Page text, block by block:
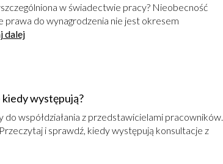
w świadectwie pracy? Nieobecność
prawa do wynagrodzenia nie jest okresem
dalej
występują?
współdziałania z przedstawicielami pracowników.
i sprawdź, kiedy występują konsultacje z